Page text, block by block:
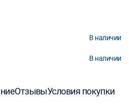
В наличии
В наличии
ОтзывыУсловия покупки